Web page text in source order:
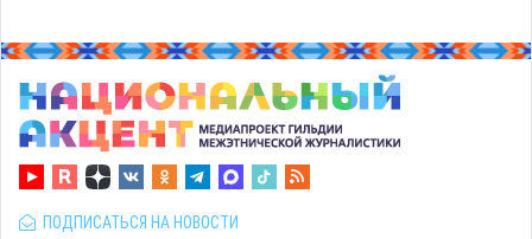
ПОДПИСАТЬСЯ НА НОВОСТИ